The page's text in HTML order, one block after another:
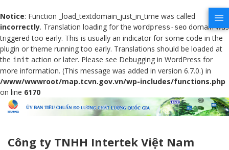
Notice: Function _load_textdomain_just_in_time was called
incorrectly. Translation loading for the wordpress-seo domain was
triggered too early. This is usually an indicator for some code in the
plugin or theme running too early. Translations should be loaded at
the init action or later. Please see Debugging in WordPress for
more information. (This message was added in version 6.7.0.) in
/www/wwwroot/map.tcvn.gov.vn/wp-includes/functions.php
on line 6170
Công ty TNHH Intertek Việt Nam